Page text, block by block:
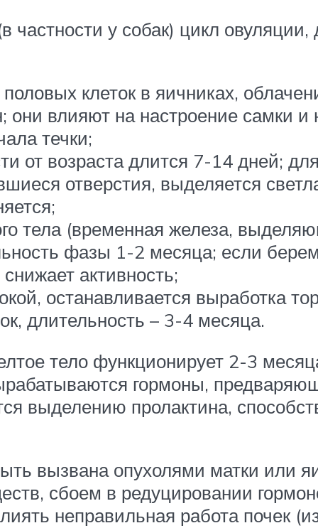
частности у собак) цикл
клеток в яичниках,
они влияют на настроение самки и
течки;
от возраста длится 7-14 дней;
отверстия, выделяется
тела (временная железа,
фазы 1-2 месяца; если
активность;
останавливается выработка
длительность – 3-4 месяца.
тело функционирует 2-3
гормоны,
выделению пролактина,
вызвана опухолями матки или
сбоем в редуцировании
неправильная работа почек